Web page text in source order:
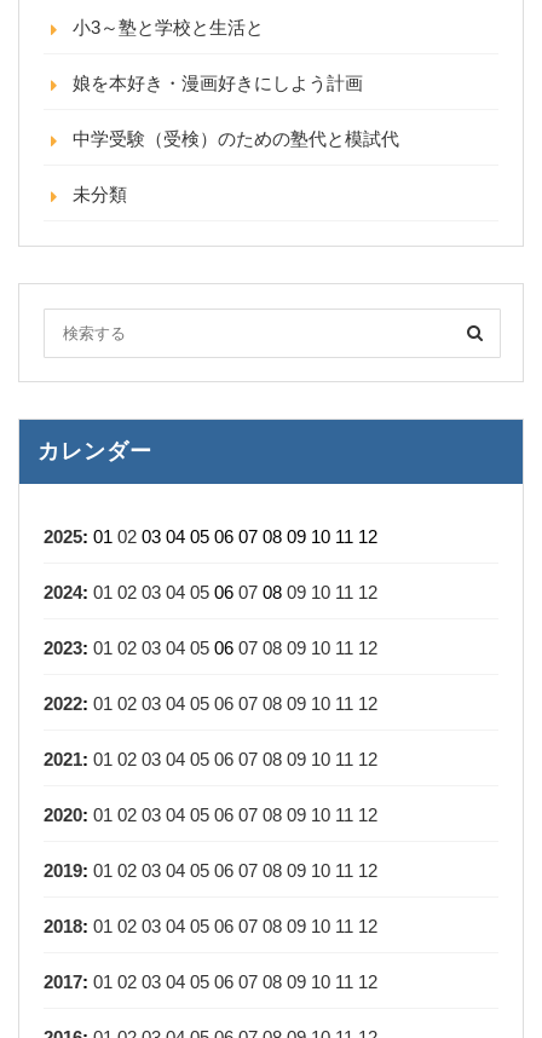
小3～塾と学校と生活と
娘を本好き・漫画好きにしよう計画
中学受験（受検）のための塾代と模試代
未分類
カレンダー
2025: 01 02 03 04 05 06 07 08 09 10 11 12
2024: 01 02 03 04 05 06 07 08 09 10 11 12
2023: 01 02 03 04 05 06 07 08 09 10 11 12
2022: 01 02 03 04 05 06 07 08 09 10 11 12
2021: 01 02 03 04 05 06 07 08 09 10 11 12
2020: 01 02 03 04 05 06 07 08 09 10 11 12
2019: 01 02 03 04 05 06 07 08 09 10 11 12
2018: 01 02 03 04 05 06 07 08 09 10 11 12
2017: 01 02 03 04 05 06 07 08 09 10 11 12